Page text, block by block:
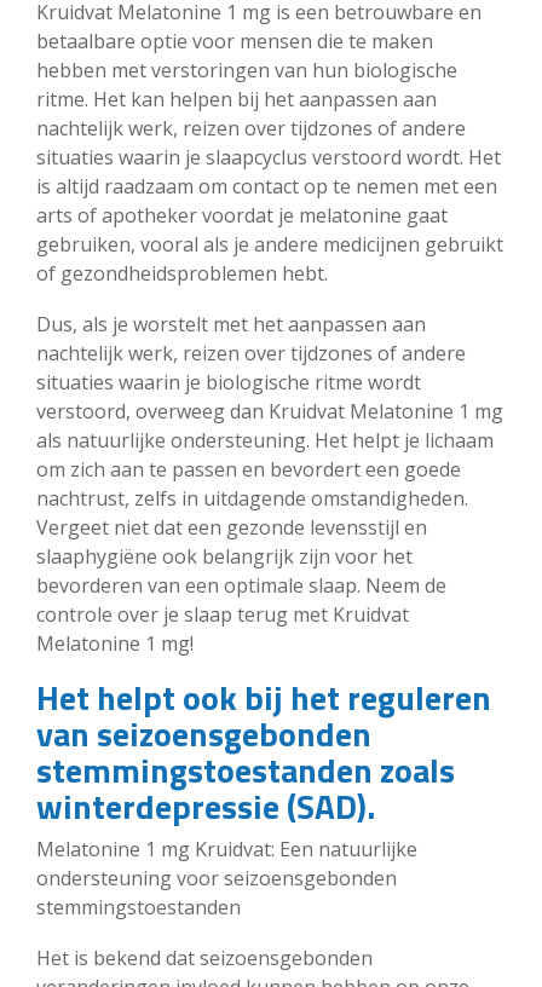
Kruidvat Melatonine 1 mg is een betrouwbare en
betaalbare optie voor mensen die te maken
hebben met verstoringen van hun biologische
ritme. Het kan helpen bij het aanpassen aan
nachtelijk werk, reizen over tijdzones of andere
situaties waarin je slaapcyclus verstoord wordt. Het
is altijd raadzaam om contact op te nemen met een
arts of apotheker voordat je melatonine gaat
gebruiken, vooral als je andere medicijnen gebruikt
of gezondheidsproblemen hebt.
Dus, als je worstelt met het aanpassen aan
nachtelijk werk, reizen over tijdzones of andere
situaties waarin je biologische ritme wordt
verstoord, overweeg dan Kruidvat Melatonine 1 mg
als natuurlijke ondersteuning. Het helpt je lichaam
om zich aan te passen en bevordert een goede
nachtrust, zelfs in uitdagende omstandigheden.
Vergeet niet dat een gezonde levensstijl en
slaaphygiëne ook belangrijk zijn voor het
bevorderen van een optimale slaap. Neem de
controle over je slaap terug met Kruidvat
Melatonine 1 mg!
Het helpt ook bij het reguleren
van seizoensgebonden
stemmingstoestanden zoals
winterdepressie (SAD).
Melatonine 1 mg Kruidvat: Een natuurlijke
ondersteuning voor seizoensgebonden
stemmingstoestanden
Het is bekend dat seizoensgebonden